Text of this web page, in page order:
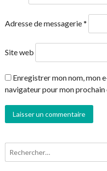
Adresse de messagerie*
Site web
Enregistrer mon nom, mon
navigateur pour mon